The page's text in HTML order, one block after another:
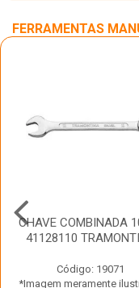
FERRAMENTAS
CHAVE COMBINADA
41128110
Código: 19071
*Imagem meramente